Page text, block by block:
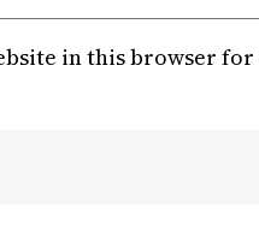
in this browser